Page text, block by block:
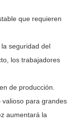
que requieren
seguridad del
los trabajadores
de producción.
para grandes
aumentará la